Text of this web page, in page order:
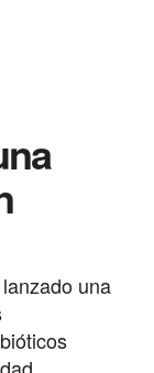
una